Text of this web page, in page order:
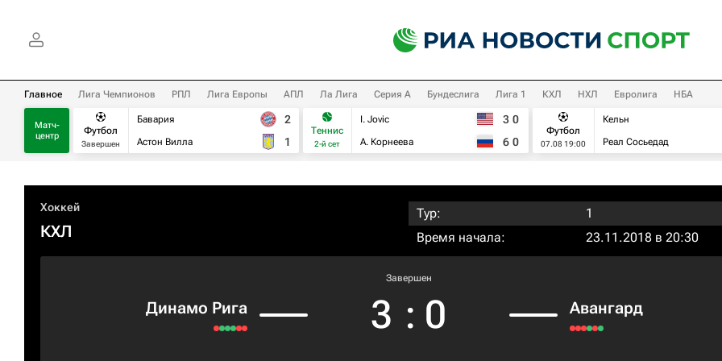
Главное Лига Чемпионов РПЛ Лига Европы АПЛ Ла Лига Серия А Бундеслига Лига 1 КХЛ НХЛ Евролига НБА
Матч-
центр
Футбол
Завершен
Бавария
Астон Вилла
2
1
Теннис
2-й сет
I. Jovic
А. Корнеева
3 0
6 0
Футбол
07.08 19:00
Кельн
Реал Сосьедад
Хоккей
КХЛ
Тур:
1
Время начала:
23.11.2018 в 20:30
Динамо Рига
Завершен
3 : 0 Авангард